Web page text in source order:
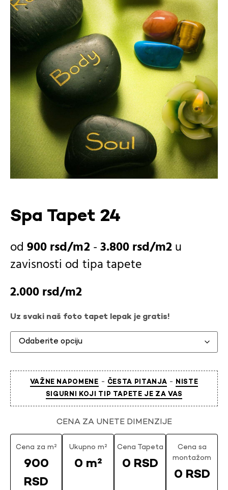
Spa Tapet 24
900rsd -3.800rsd
u
zavisnosti od tipa tapete
2.000rsd
Uz svaki naš foto tapet lepak je gratis!
VAŽNE NAPOMENE - ČESTA PITANJA - NISTE
SIGURNI KOJI TIP TAPETE JE ZA VAS
CENA ZA UNETE DIMENZIJE
Cena za m²
900
RSD
Ukupno m²
0 m²
Cena Tapeta
0 RSD
Cena sa
montažom
0 RSD